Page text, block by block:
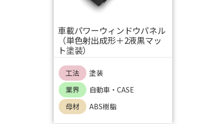
車載パワーウィンドウパネル
（単色射出成形＋2液黒マッ
ト塗装）
工法
塗装
業界
自動車・CASE
母材
ABS樹脂